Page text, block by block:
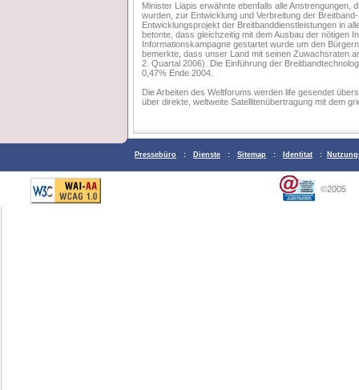
Minister Liapis erwähnte ebenfalls alle Anstrengungen,
wurden, zur Entwicklung und Verbreitung der
Entwicklungsprojekt der Breitbanddienstleistungen in
betonte, dass gleichzeitig mit dem Ausbau der nötigen
Informationskampagne gestartet wurde um den
bemerkte, dass unser Land mit seinen Zuwachsraten
2. Quartal 2006). Die Einführung der
0,47% Ende 2004.
Die Arbeiten des Weltforums werden life gesendet
über direkte, weltweite Satellitenübertragung mit dem
Pressebüro : Dienste : Sitemap : Identitat :
©2005